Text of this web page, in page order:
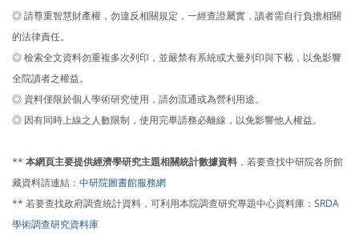
◎ 請尊重智慧財產權，勿違反相關規定，一經查證屬實，讀者需自行負擔相關
的法律責任。
◎ 檢索全文資料勿重複多次列印，並嚴禁有系統或大量列印與下載，以免影響
全院讀者之權益。
◎ 資料僅限於個人學術研究使用，請勿流通或為營利用途。
◎ 因有同時上線之人數限制，使用完畢請務必離線，以免影響他人權益。
** 本網頁主要提供經濟學研究主題相關統計數據資料 ，若要查找中研院各所館
藏資料請連結： 中研院圖書館服務網
** 若要查找政府調查統計資料，可利用本院調查研究專題中心資料庫： SRDA
學術調查研究資料庫